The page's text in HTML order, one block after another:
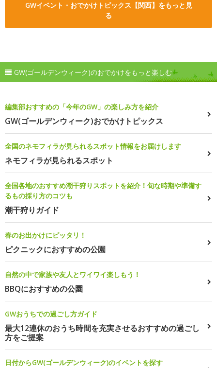
GWイベント・おでかけトピックス【関西】をもっと見
る
GW(ゴールデンウィーク)のおでかけをもっと楽しむ
編集部おすすめの「今年のGW」の楽しみ方を紹介
GW(ゴールデンウィーク)おでかけトピックス
全国のネモフィラが見られるスポット情報をお届けします
ネモフィラが見られるスポット
全国各地のおすすめ潮干狩りスポットを紹介！旬な時期や準備す
るもの採り方のコツも
潮干狩りガイド
春のお出かけにピッタリ！
ピクニックにおすすめの公園
自然の中で家族や友人とワイワイ楽しもう！
BBQにおすすめの公園
GWおうちでの過ごし方ガイド
最大12連休のおうち時間を充実させるおすすめの過ごし
方をご提案
日付からGW(ゴールデンウィーク)のイベントを探す